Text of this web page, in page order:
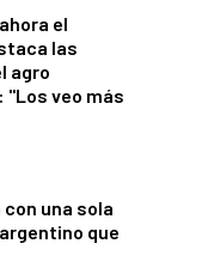
el
las
agro
veo más
una sola
que